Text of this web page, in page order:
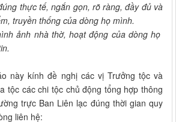
thực tế, ngắn gọn, rõ ràng, đầy đủ và
truyền thống của dòng họ mình.
ảnh nhà thờ, hoạt động của dòng họ
này kính đề nghị các vị Trưởng tộc và
tộc các chi tộc chủ động tổng hợp thông
trực Ban Liên lạc đúng thời gian quy
liên hệ: